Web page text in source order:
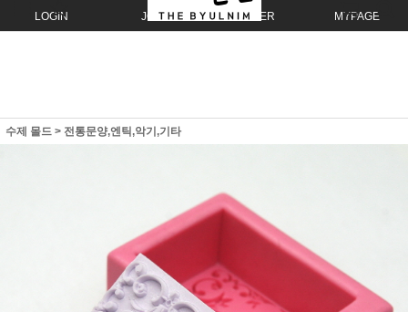
LOGIN JOIN ORDER MYPAGE
수제 몰드 > 전통문양,엔틱,악기,기타